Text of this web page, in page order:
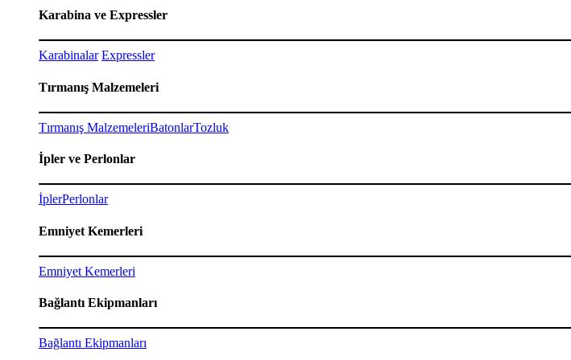
Karabina ve Expressler
Karabinalar Expressler
Tırmanış Malzemeleri
Tırmanış MalzemeleriBatonlarTozluk
İpler ve Perlonlar
İplerPerlonlar
Emniyet Kemerleri
Emniyet Kemerleri
Bağlantı Ekipmanları
Bağlantı Ekipmanları